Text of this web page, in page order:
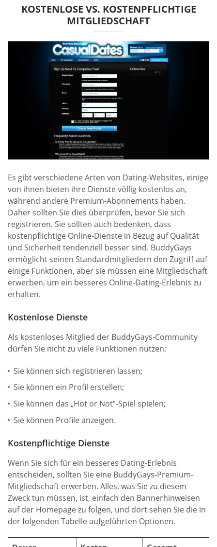
KOSTENLOSE VS. KOSTENPFLICHTIGE
MITGLIEDSCHAFT
Es gibt verschiedene Arten von Dating-Websites, einige
von ihnen bieten ihre Dienste völlig kostenlos an,
während andere Premium-Abonnements haben.
Daher sollten Sie dies überprüfen, bevor Sie sich
registrieren. Sie sollten auch bedenken, dass
kostenpflichtige Online-Dienste in Bezug auf Qualität
und Sicherheit tendenziell besser sind. BuddyGays
ermöglicht seinen Standardmitgliedern den Zugriff auf
einige Funktionen, aber sie müssen eine Mitgliedschaft
erwerben, um ein besseres Online-Dating-Erlebnis zu
erhalten.
Kostenlose Dienste
Als kostenloses Mitglied der BuddyGays-Community
dürfen Sie nicht zu viele Funktionen nutzen:
Sie können sich registrieren lassen;
Sie können ein Profil erstellen;
Sie können das „Hot or Not“-Spiel spielen;
Sie können Profile anzeigen.
Kostenpflichtige Dienste
Wenn Sie sich für ein besseres Dating-Erlebnis
entscheiden, sollten Sie eine BuddyGays-Premium-
Mitgliedschaft erwerben. Alles, was Sie zu diesem
Zweck tun müssen, ist, einfach den Bannerhinweisen
auf der Homepage zu folgen, und dort sehen Sie die in
der folgenden Tabelle aufgeführten Optionen.